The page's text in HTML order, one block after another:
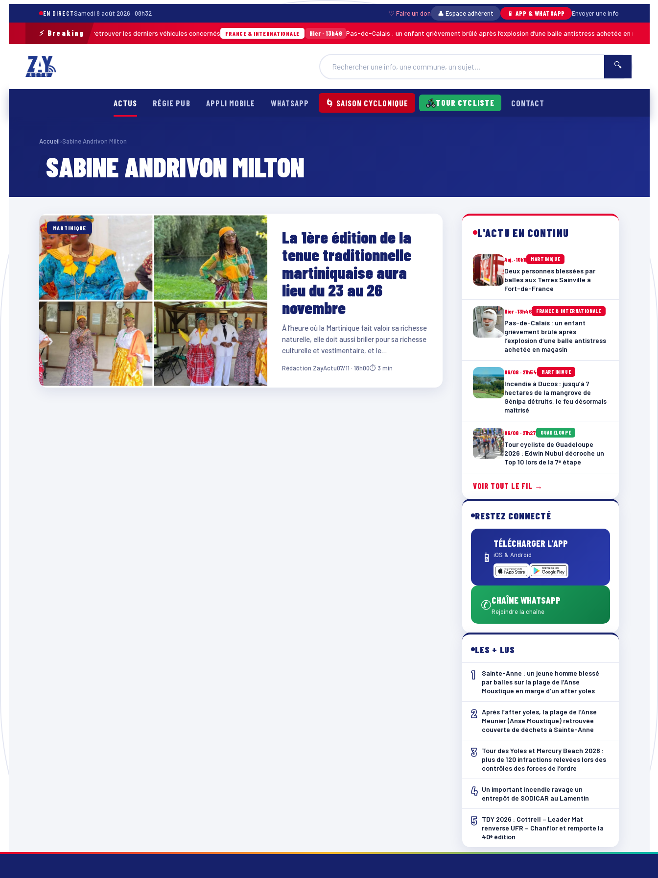
EN DIRECTSamedi 8 août 2026 · 08h32 ♡ Faire un don 👤 Espace adhérent 📱 APP & WHATSAPP Envoyer une info
⚡ Breaking
de terrain pour retrouver les derniers véhicules concernés FRANCE & INTERNATIONALE Hier · 13h46 Pas-de-Calais : un enfant grièvement brûlé après l’explosion d’une balle antistress achetée en magasin
🔍
ACTUS RÉGIE PUB APPLI MOBILE WHATSAPP 🌀 SAISON CYCLONIQUE TOUR CYCLISTE CONTACT
Accueil›Sabine Andrivon Milton
SABINE ANDRIVON MILTON
MARTINIQUE
La 1ère édition de la
tenue traditionnelle
martiniquaise aura
lieu du 23 au 26
novembre
À l’heure où la Martinique fait valoir sa richesse
naturelle, elle doit aussi briller pour sa richesse
culturelle et vestimentaire, et le…
Rédaction ZayActu07/11 · 18h00⏱ 3 min
L'ACTU EN CONTINU
Auj. · 10h11 MARTINIQUE
Deux personnes blessées par
balles aux Terres Sainville à
Fort-de-France
Hier · 13h46 FRANCE & INTERNATIONALE
Pas-de-Calais : un enfant
grièvement brûlé après
l’explosion d’une balle antistress
achetée en magasin
06/08 · 21h54 MARTINIQUE
Incendie à Ducos : jusqu’à 7
hectares de la mangrove de
Génipa détruits, le feu désormais
maîtrisé
06/08 · 21h27 GUADELOUPE
Tour cycliste de Guadeloupe
2026 : Edwin Nubul décroche un
Top 10 lors de la 7ᵉ étape
VOIR TOUT LE FIL →
RESTEZ CONNECTÉ
📱
TÉLÉCHARGER L'APP
iOS & Android
✆CHAÎNE WHATSAPP
Rejoindre la chaîne
LES + LUS
1
Sainte-Anne : un jeune homme blessé
par balles sur la plage de l’Anse
Moustique en marge d’un after yoles
2 Après l’after yoles, la plage de l’Anse
Meunier (Anse Moustique) retrouvée
couverte de déchets à Sainte-Anne
3
Tour des Yoles et Mercury Beach 2026 :
plus de 120 infractions relevées lors des
contrôles des forces de l’ordre
4 Un important incendie ravage un
entrepôt de SODICAR au Lamentin
5
TDY 2026 : Cottrell – Leader Mat
renverse UFR – Chanflor et remporte la
40ᵉ édition